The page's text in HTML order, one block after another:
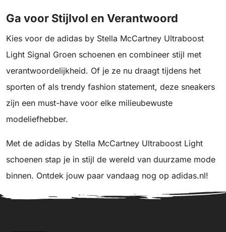
Ga voor Stijlvol en Verantwoord
Kies voor de adidas by Stella McCartney Ultraboost
Light Signal Groen schoenen en combineer stijl met
verantwoordelijkheid. Of je ze nu draagt tijdens het
sporten of als trendy fashion statement, deze sneakers
zijn een must-have voor elke milieubewuste
modeliefhebber.
Met de adidas by Stella McCartney Ultraboost Light
schoenen stap je in stijl de wereld van duurzame mode
binnen. Ontdek jouw paar vandaag nog op adidas.nl!